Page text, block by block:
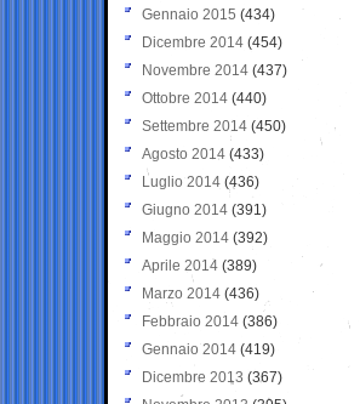
Gennaio 2015 (434)
Dicembre 2014 (454)
Novembre 2014 (437)
Ottobre 2014 (440)
Settembre 2014 (450)
Agosto 2014 (433)
Luglio 2014 (436)
Giugno 2014 (391)
Maggio 2014 (392)
Aprile 2014 (389)
Marzo 2014 (436)
Febbraio 2014 (386)
Gennaio 2014 (419)
Dicembre 2013 (367)